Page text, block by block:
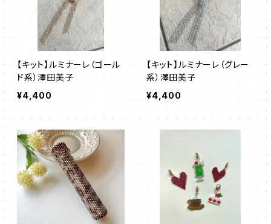
【キット】ルミナーレ（ゴール
ド系）澤田美子
¥4,400
【キット】ルミナーレ（グレー
系）澤田美子
¥4,400